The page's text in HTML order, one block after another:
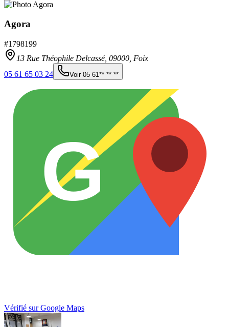
Agora
#1798199
13 Rue Théophile Delcassé, 09000 Foix
05 61 65 03 24
Voir 05 61** ** **
G
Vérifié sur Google Maps